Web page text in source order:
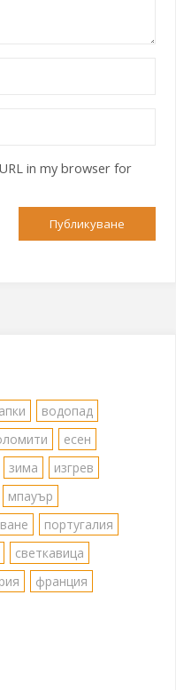
in my browser for
водопад
есен
зима
изгрев
мпауър
португалия
светкавица
франция